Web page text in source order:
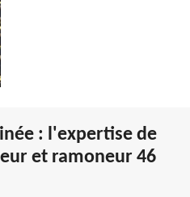
: l'expertise de
et ramoneur 46